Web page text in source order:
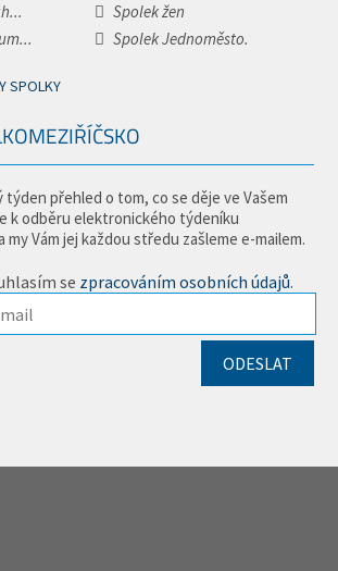
Spolek žen
Spolek Jednoměsto.
SPOLKY
přehled o tom, co se děje ve Vašem
k odběru elektronického týdeníku
my Vám jej každou středu zašleme e-mailem.
se zpracováním osobních údajů.